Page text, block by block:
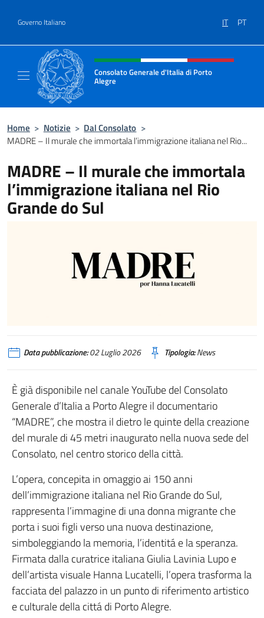
Governo Italiano IT PT
Intestazione sito, social e menù
Consolato Generale d'Italia di Porto
Alegre
Home > Notizie > Dal Consolato >
MADRE – Il murale che immortala l’immigrazione italiana nel Rio...
MADRE – Il murale che immortala
l’immigrazione italiana nel Rio
Grande do Sul
Data pubblicazione:02 Luglio 2026 Tipologia:News
È già disponibile nel canale YouTube del Consolato
Generale d’Italia a Porto Alegre il documentario
“MADRE”, che mostra il dietro le quinte della creazione
del murale di 45 metri inaugurato nella nuova sede del
Consolato, nel centro storico della città.
L’opera, concepita in omaggio ai 150 anni
dell’immigrazione italiana nel Rio Grande do Sul,
rappresenta l’immagine di una donna migrante che
porta i suoi figli verso una nuova destinazione,
simboleggiando la memoria, l’identitá e la speranza.
Firmata dalla curatrice italiana Giulia Lavinia Lupo e
dell’artista visuale Hanna Lucatelli, l’opera trasforma la
facciata del palazzo in un punto di riferimento artistico
e culturale della cittá di Porto Alegre.